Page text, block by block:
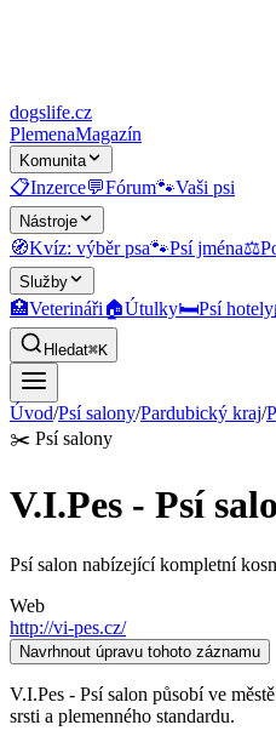
dogslife.cz
PlemenaMagazín
Komunita
📋Inzerce💬Fórum🐾Vaši psi
Nástroje
🧭Kvíz: výběr psa🐾Psí jména⚖️
Služby
🏥Veterináři🏠Útulky🛏️Psí hotely
Hledat⌘K
Úvod/Psí salony/Pardubický kraj/
✂️ Psí salony
V.I.Pes - Psí
Psí salon nabízející kompletní
Web
http://vi-pes.cz/
Navrhnout úpravu tohoto záznamu
V.I.Pes - Psí salon působí ve
srsti a plemenného standardu.